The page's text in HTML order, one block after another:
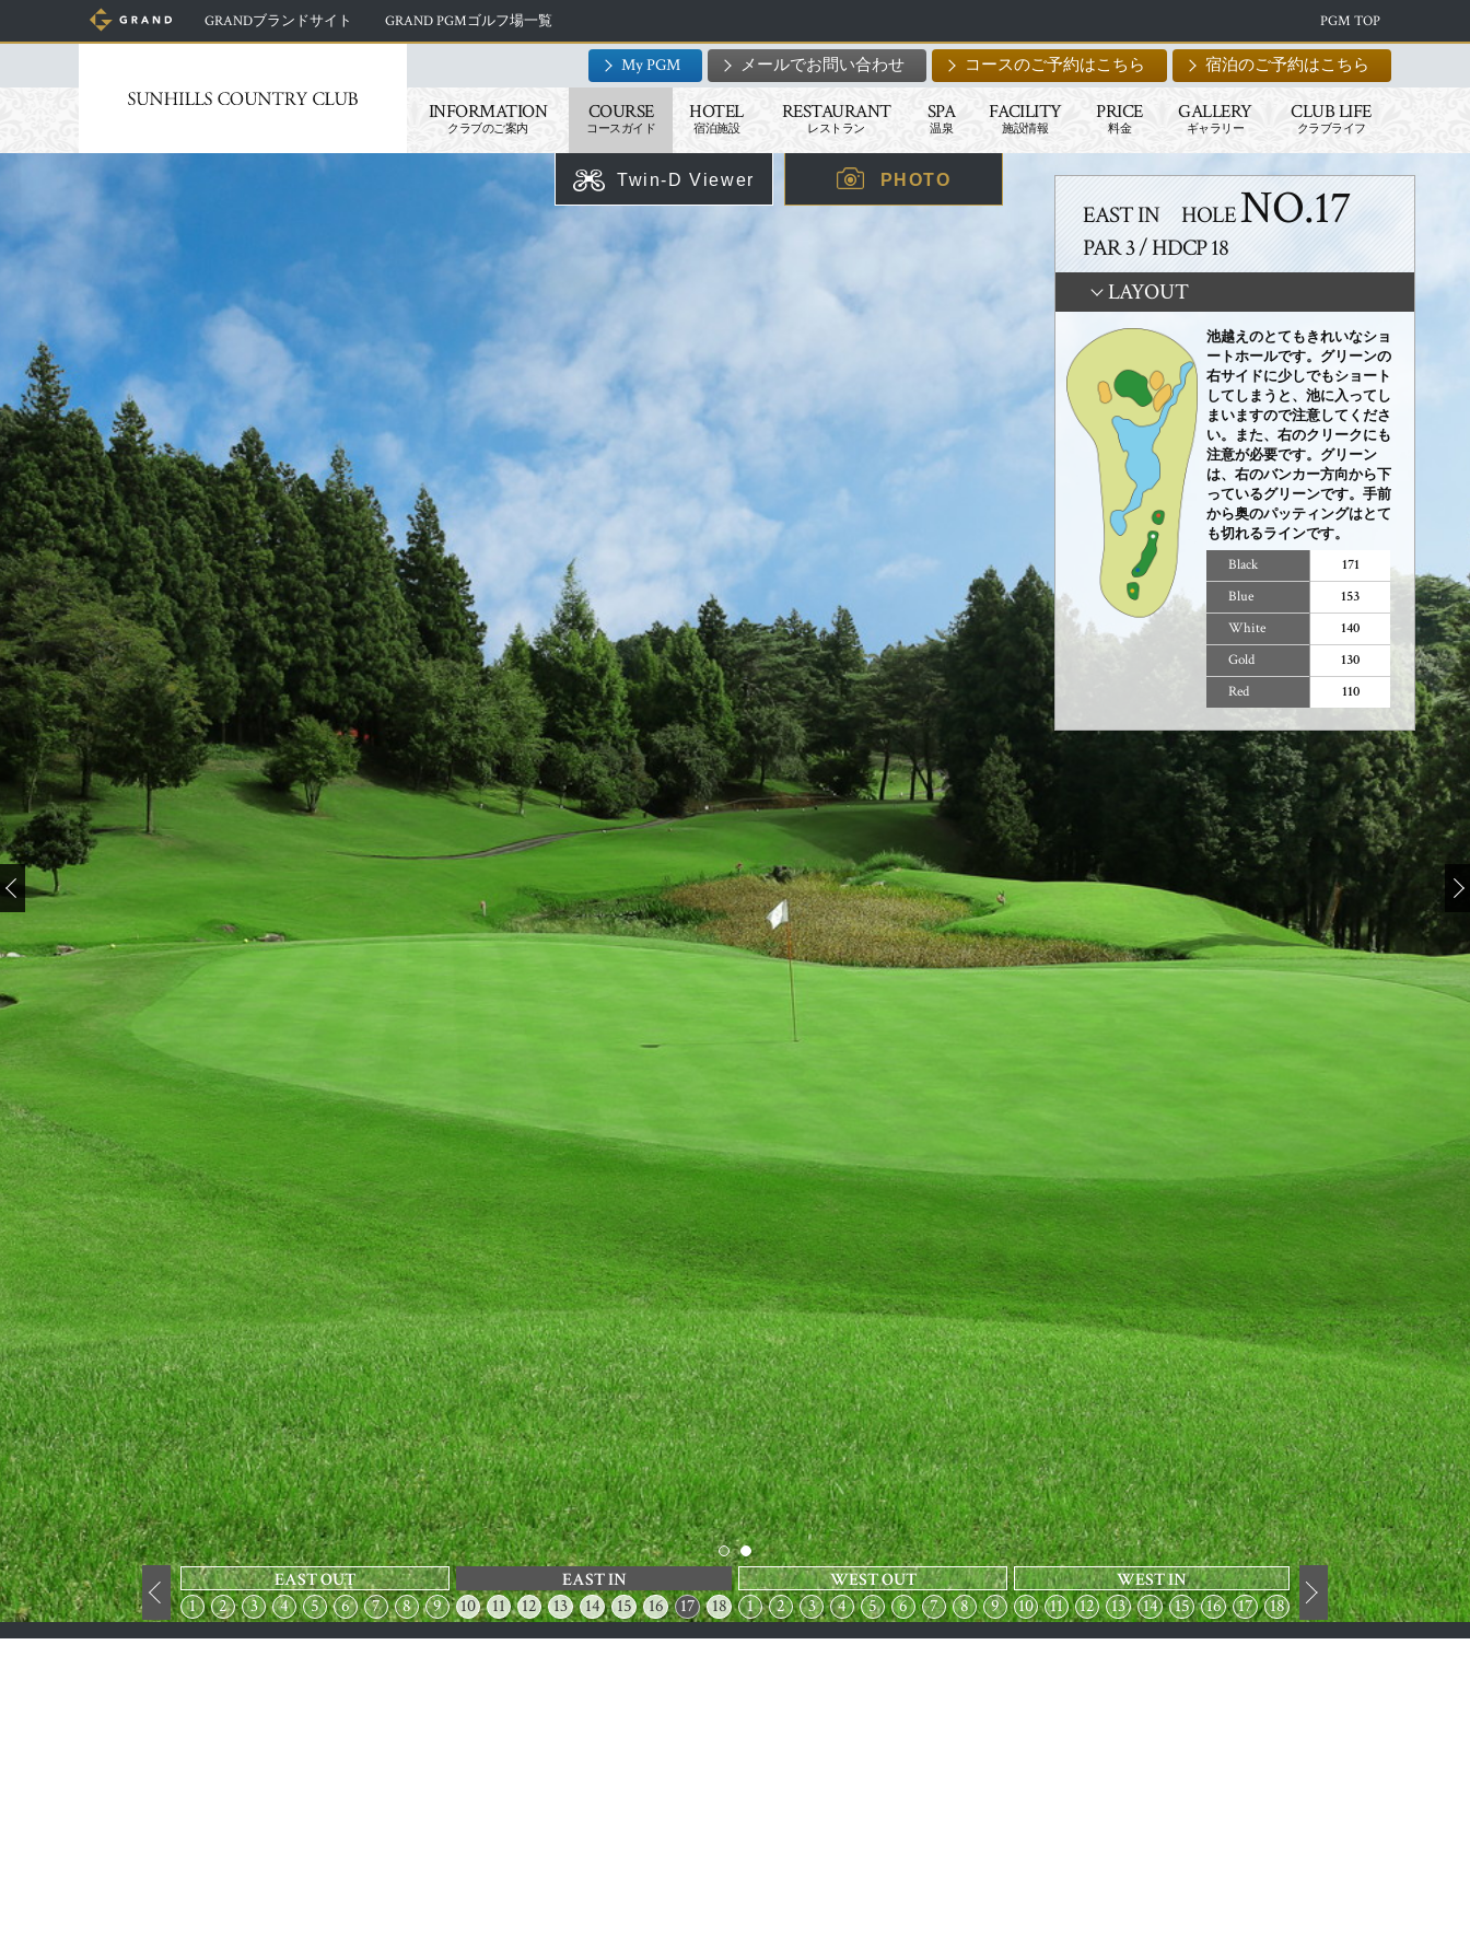
GRANDブランドサイト GRAND PGMゴルフ場一覧 PGM TOP
My PGM メールでお問い合わせ コースのご予約はこちら 宿泊のご予約はこちら
INFORMATION
クラブのご案内
COURSE
コースガイド
HOTEL
宿泊施設
RESTAURANT
レストラン
SPA
温泉
FACILITY
施設情報
PRICE
料金
GALLERY
ギャラリー
CLUB LIFE
クラブライフ
Twin-D Viewer PHOTO
EAST IN HOLENO.17
PAR 3 / HDCP 18
LAYOUT
池越えのとてもきれいなショ
ートホールです。グリーンの
右サイドに少しでもショート
してしまうと、池に入ってし
まいますので注意してくださ
い。また、右のクリークにも
注意が必要です。グリーン
は、右のバンカー方向から下
っているグリーンです。手前
から奥のパッティングはとて
も切れるラインです。
Black
171
Blue
153
White
140
Gold
130
Red
110
EAST OUT
EAST IN
1
2 3 4 5 6 7 8 9 10 11 12 13 14 15 16 17 18
WEST OUT
WEST IN
1
2 3 4 5 6 7 8 9 10 11 12 13 14 15 16 17 18